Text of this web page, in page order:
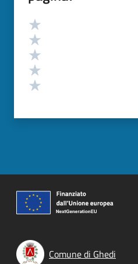
Valutazione
Comune di Ghedi